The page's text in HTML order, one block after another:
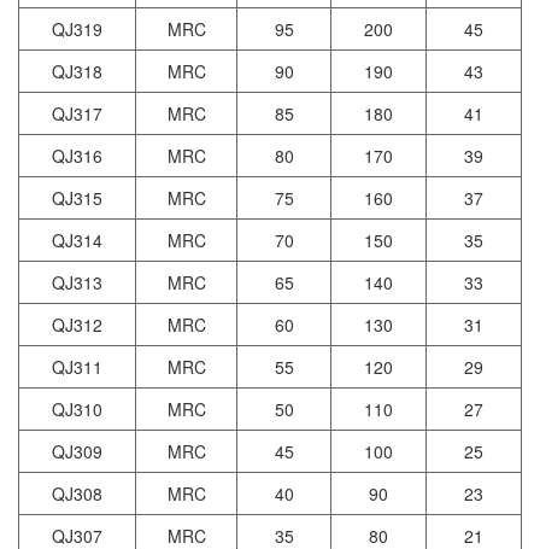
QJ319
MRC 95 200
45
QJ318
MRC 90 190
43
QJ317
MRC 85 180
41
QJ316
MRC 80 170
39
QJ315
MRC 75 160
37
QJ314
MRC 70 150
35
QJ313
MRC 65 140
33
QJ312
MRC 60 130
31
QJ311
MRC 55 120
29
QJ310
MRC 50 110
27
QJ309
MRC 45 100
25
QJ308
MRC 40 90
23
QJ307
MRC 35 80
21